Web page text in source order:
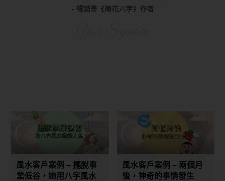
- 暢銷書《梅花八字》作者
風水客戶案例 – 擺脫事
業低谷，她用八字風水
風水客戶案例 – 兩個月
後，神奇的事情發生